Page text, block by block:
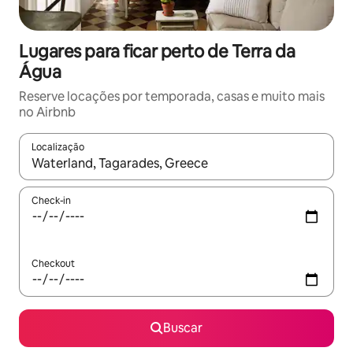
Lugares para ficar perto de Terra da
Água
Reserve locações por temporada, casas e muito mais
no Airbnb
Localização
Quando os resultados estiverem disponíveis, explore-os
Check-in
Checkout
Buscar